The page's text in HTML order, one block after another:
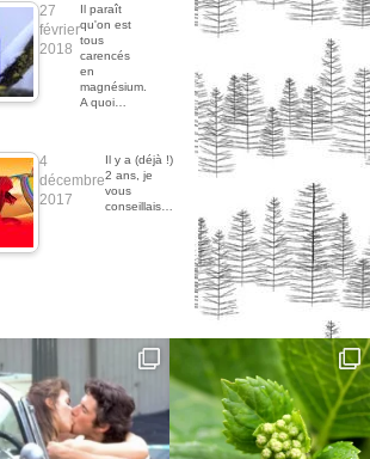
27
février
2018
Il paraît
qu'on est
tous
carencés
en
magnésium.
A quoi…
4
décembre
2017
Il y a (déjà !)
2 ans, je
vous
conseillais…